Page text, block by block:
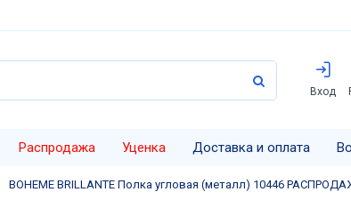
Вход
Распродажа Уценка Доставка и оплата
BOHEME BRILLANTE Полка угловая (металл) 10446